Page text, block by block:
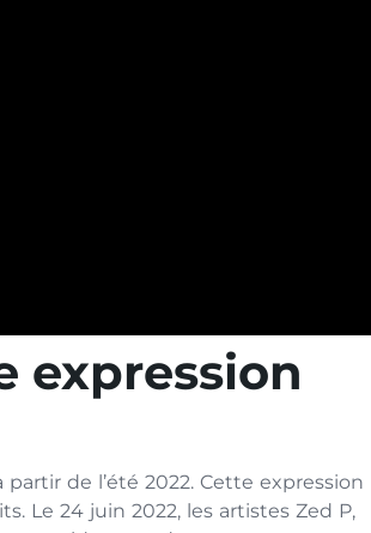
expression
de l’été 2022. Cette expression
Le 24 juin 2022, les artistes Zed P,